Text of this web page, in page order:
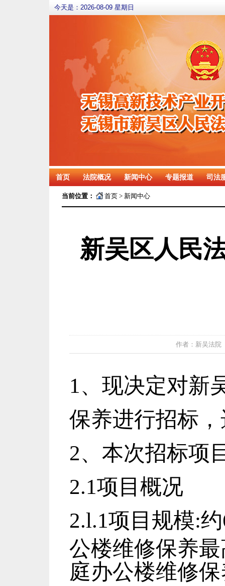
今天是： 2026-08-09 星期日
首页 法院概况 新闻中心 专题报道 司法
当前位置： 首页 > 新闻中心
新吴区人民
作者：新吴法院
1、现决定对新
保养进行招标
2、本次招标项
2.1项目概况
2.l.1项目规模:约
公楼维修保养
庭办公楼维修